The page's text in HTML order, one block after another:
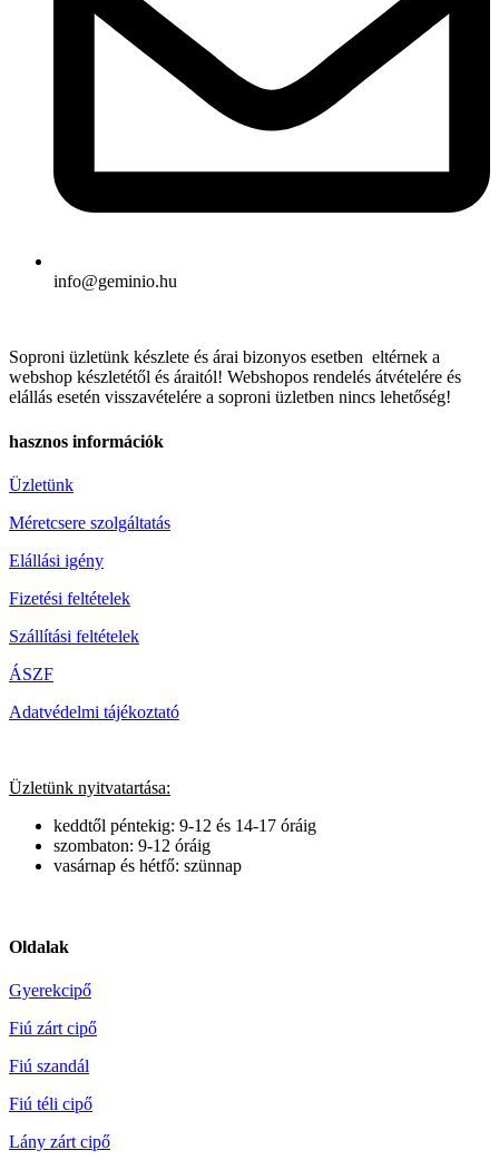
info@geminio.hu
Soproni üzletünk készlete és árai bizonyos esetben eltérnek a
webshop készletétől és áraitól! Webshopos rendelés átvételére és
elállás esetén visszavételére a soproni üzletben nincs lehetőség!
hasznos információk
Üzletünk
Méretcsere szolgáltatás
Elállási igény
Fizetési feltételek
Szállítási feltételek
ÁSZF
Adatvédelmi tájékoztató
Üzletünk nyitvatartása:
keddtől péntekig: 9-12 és 14-17 óráig
szombaton: 9-12 óráig
vasárnap és hétfő: szünnap
Oldalak
Gyerekcipő
Fiú zárt cipő
Fiú szandál
Fiú téli cipő
Lány zárt cipő